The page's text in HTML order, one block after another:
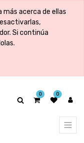
más acerca de ellas
Si continúa
0 0